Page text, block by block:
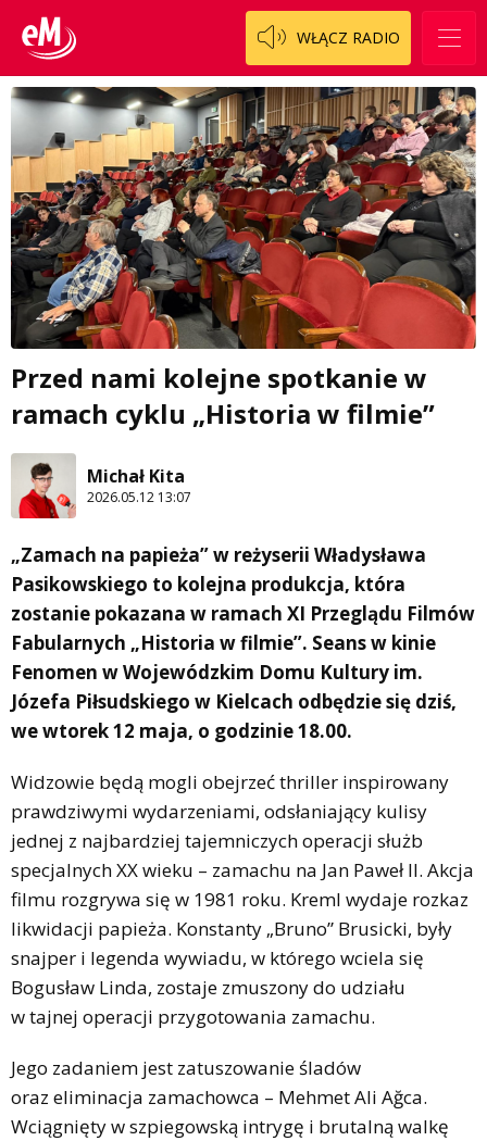
WŁĄCZ RADIO
Przed nami kolejne spotkanie w
ramach cyklu „Historia w filmie”
Michał Kita
2026.05.12 13:07
„Zamach na papieża” w reżyserii Władysława
Pasikowskiego to kolejna produkcja, która
zostanie pokazana w ramach XI Przeglądu Filmów
Fabularnych „Historia w filmie”. Seans w kinie
Fenomen w Wojewódzkim Domu Kultury im.
Józefa Piłsudskiego w Kielcach odbędzie się dziś,
we wtorek 12 maja, o godzinie 18.00.
Widzowie będą mogli obejrzeć thriller inspirowany
prawdziwymi wydarzeniami, odsłaniający kulisy
jednej z najbardziej tajemniczych operacji służb
specjalnych XX wieku – zamachu na Jan Paweł II. Akcja
filmu rozgrywa się w 1981 roku. Kreml wydaje rozkaz
likwidacji papieża. Konstanty „Bruno” Brusicki, były
snajper i legenda wywiadu, w którego wciela się
Bogusław Linda, zostaje zmuszony do udziału
w tajnej operacji przygotowania zamachu.
Jego zadaniem jest zatuszowanie śladów
oraz eliminacja zamachowca – Mehmet Ali Ağca.
Wciągnięty w szpiegowską intrygę i brutalną walkę